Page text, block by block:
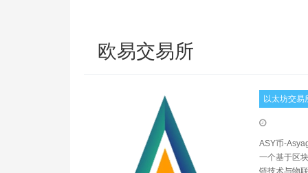
欧易交易所
以太坊交易
ASY币-
一个基于区
链技术与物